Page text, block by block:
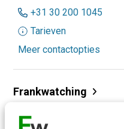
+31 30 200 1045
Tarieven
Meer contactopties
Frankwatching
Adverteren